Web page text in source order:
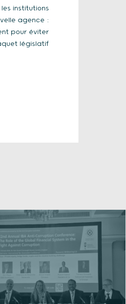
institutions
agence :
pour éviter
législatif